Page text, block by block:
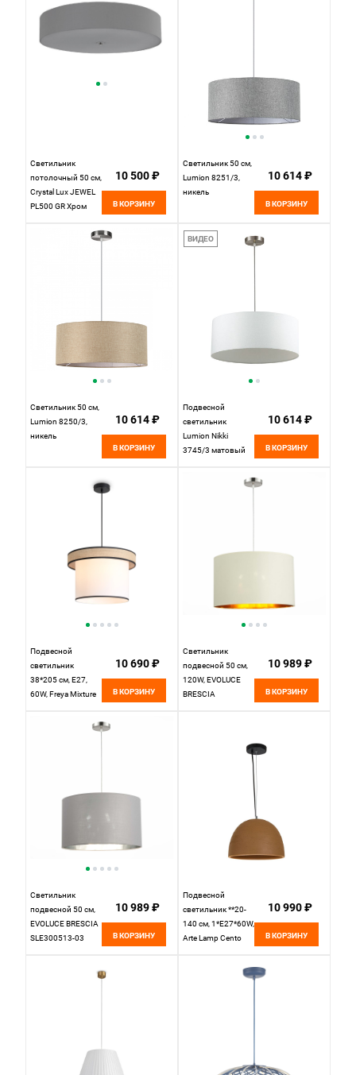
Светильник
потолочный 50 см,
Crystal Lux JEWEL
PL500 GR Хром
10 500 ₽
В КОРЗИНУ
Светильник 50 см,
Lumion 8251/3,
никель
10 614 ₽
В КОРЗИНУ
Светильник 50 см,
Lumion 8250/3,
никель
10 614 ₽
В КОРЗИНУ
ВИДЕО
Подвесной
светильник
Lumion Nikki
3745/3 матовый
10 614 ₽
В КОРЗИНУ
Подвесной
светильник
38*205 см, E27,
60W, Freya Mixture
10 690 ₽
В КОРЗИНУ
Светильник
подвесной 50 см,
120W, EVOLUCE
BRESCIA
10 989 ₽
В КОРЗИНУ
Светильник
подвесной 50 см,
EVOLUCE BRESCIA
SLE300513-03
10 989 ₽
В КОРЗИНУ
Подвесной
светильник **20-
140 см, 1*E27*60W,
Arte Lamp Cento
10 990 ₽
В КОРЗИНУ